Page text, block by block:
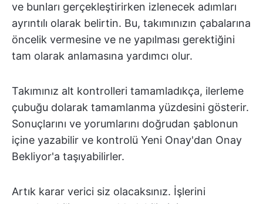
ve bunları gerçekleştirirken izlenecek adımları
ayrıntılı olarak belirtin. Bu, takımınızın çabalarına
öncelik vermesine ve ne yapılması gerektiğini
tam olarak anlamasına yardımcı olur.
Takımınız alt kontrolleri tamamladıkça, ilerleme
çubuğu dolarak tamamlanma yüzdesini gösterir.
Sonuçlarını ve yorumlarını doğrudan şablonun
içine yazabilir ve kontrolü Yeni Onay'dan Onay
Bekliyor'a taşıyabilirler.
Artık karar verici siz olacaksınız. İşlerini